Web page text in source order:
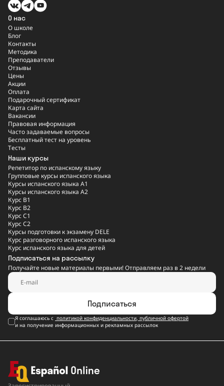
О нас
О школе
Блог
Контакты
Методика
Преподаватели
Отзывы
Цены
Акции
Оплата
Подарочный сертификат
Карта сайта
Вакансии
Правовая информация
Часто задаваемые вопросы
Бесплатный тест на уровень
Тесты
Наши курсы
Репетитор по испанскому языку
Групповые курсы испанского языка
Курсы испанского языка A1
Курсы испанского языка A2
Курс B1
Курс B2
Курс C1
Курс C2
Курсы подготовки к экзамену DELE
Курс разговорного испанского языка
Курс испанского языка для детей
Подписаться на рассылку
Получайте новые материалы первыми! Отправляем раз в 2 недели
Подписаться
Я соглашаюсь с политикой конфиденциальности, публичной офертой
и на получение информационных и рекламных рассылок